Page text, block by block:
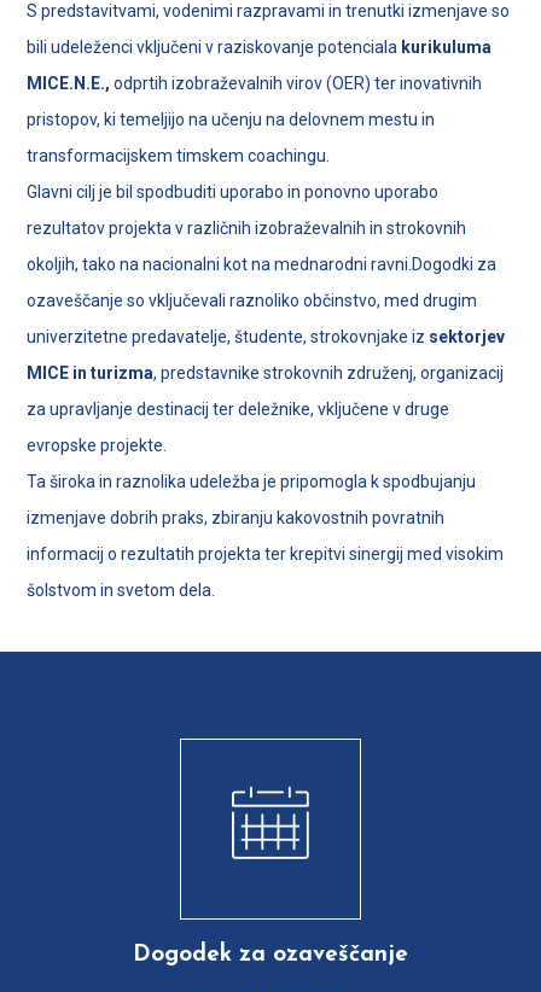
S predstavitvami, vodenimi razpravami in trenutki izmenjave so
bili udeleženci vključeni v raziskovanje potenciala kurikuluma
MICE.N.E., odprtih izobraževalnih virov (OER) ter inovativnih
pristopov, ki temeljijo na učenju na delovnem mestu in
transformacijskem timskem coachingu.
Glavni cilj je bil spodbuditi uporabo in ponovno uporabo
rezultatov projekta v različnih izobraževalnih in strokovnih
okoljih, tako na nacionalni kot na mednarodni ravni.Dogodki za
ozaveščanje so vključevali raznoliko občinstvo, med drugim
univerzitetne predavatelje, študente, strokovnjake iz sektorjev
MICE in turizma, predstavnike strokovnih združenj, organizacij
za upravljanje destinacij ter deležnike, vključene v druge
evropske projekte.
Ta široka in raznolika udeležba je pripomogla k spodbujanju
izmenjave dobrih praks, zbiranju kakovostnih povratnih
informacij o rezultatih projekta ter krepitvi sinergij med visokim
šolstvom in svetom dela.
Dogodek za ozaveščanje